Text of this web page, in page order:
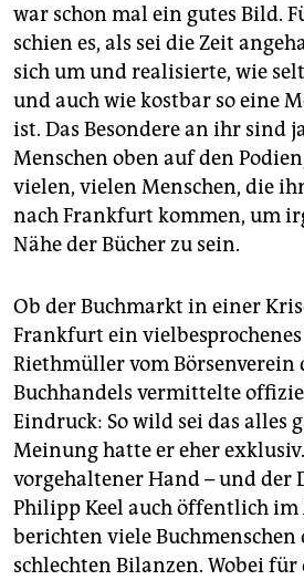
war schon mal ein gutes Bild.
schien es, als sei die Zeit
sich um und realisierte, wie
und auch wie kostbar so eine
ist. Das Besondere an ihr sind
Menschen oben auf den
vielen, vielen Menschen, die
nach Frankfurt kommen, um
Nähe der Bücher zu sein.
Ob der Buchmarkt in einer
Frankfurt ein
Riethmüller vom Börsenverein
Buchhandels vermittelte
Eindruck: So wild sei das alles
Meinung hatte er eher
vorgehaltener Hand – und der
Philipp Keel auch öffentlich im
berichten viele Buchmenschen
schlechten Bilanzen. Wobei